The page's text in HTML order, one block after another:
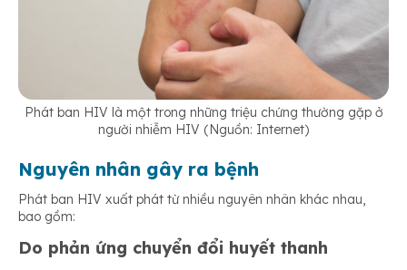
Phát ban HIV là một trong những triệu chứng thường gặp ở
người nhiễm HIV (Nguồn: Internet)
Nguyên nhân gây ra bệnh
Phát ban HIV xuất phát từ nhiều nguyên nhân khác nhau,
bao gồm:
Do phản ứng chuyển đổi huyết thanh